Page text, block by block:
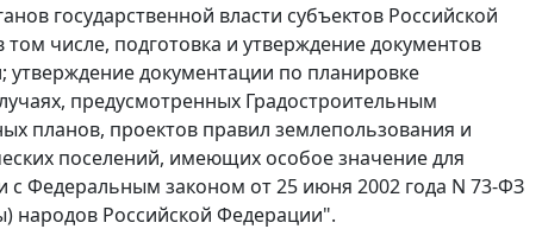
государственной власти субъектов Российской
числе, подготовка и утверждение документов
документации по планировке
предусмотренных Градостроительным
планов, проектов правил землепользования и
поселений, имеющих особое значение для
с Федеральным законом от 25 июня 2002 года N 73-ФЗ
народов Российской Федерации".